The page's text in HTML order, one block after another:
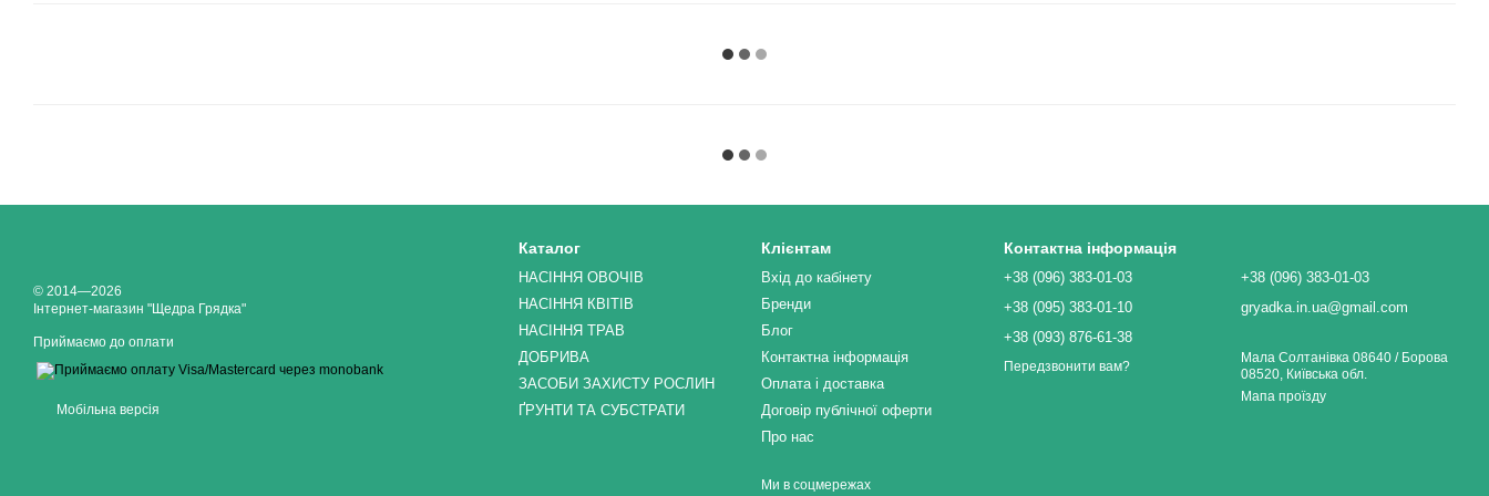
© 2014—2026
Інтернет-магазин "Щедра Грядка"
Приймаємо до оплати
Мобільна версія
Каталог
НАСІННЯ ОВОЧІВ
НАСІННЯ КВІТІВ
НАСІННЯ ТРАВ
ДОБРИВА
ЗАСОБИ ЗАХИСТУ РОСЛИН
ҐРУНТИ ТА СУБСТРАТИ
Клієнтам
Вхід до кабінету
Бренди
Блог
Контактна інформація
Оплата і доставка
Договір публічної оферти
Про нас
Ми в соцмережах
Контактна інформація
+38 (096) 383-01-03
+38 (095) 383-01-10
+38 (093) 876-61-38
Передзвонити вам?
+38 (096) 383-01-03
gryadka.in.ua@gmail.com
Мала Солтанівка 08640 / Борова
08520, Київська обл.
Мапа проїзду